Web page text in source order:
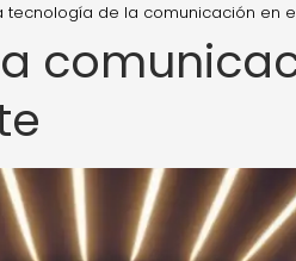
tecnología de la comunicación en